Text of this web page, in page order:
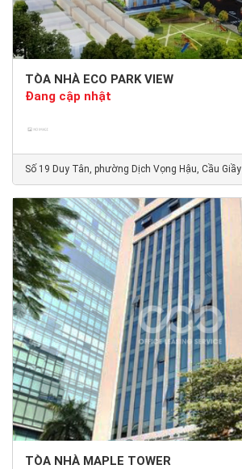
TÒA NHÀ ECO PARK VIEW
Đang cập nhật
Số 19 Duy Tân, phường Dịch Vọng Hậu, Cầu Giầy
TÒA NHÀ MAPLE TOWER